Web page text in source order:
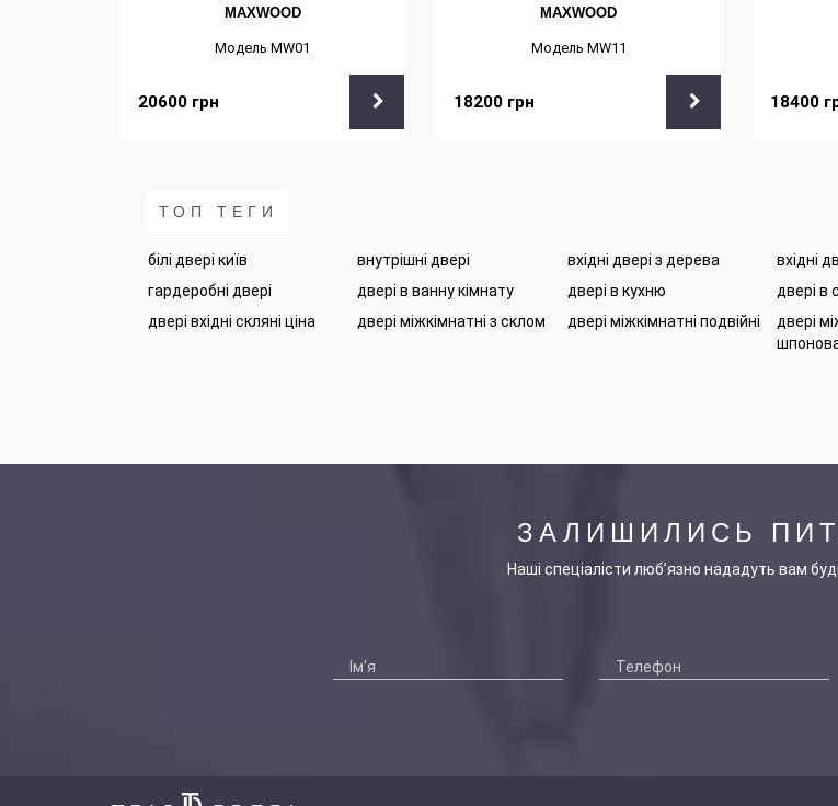
MAXWOOD
Модель MW01
20600 грн
MAXWOOD
Модель MW11
18200 грн 18400
ТОП ТЕГИ
білі двері київ внутрішні двері вхідні двері з дерева вхідні
гардеробні двері
двері в ванну кімнату двері в кухню двері в
двері вхідні скляні ціна
двері міжкімнатні з склом двері міжкімнатні подвійні
двері
ЗАЛИШИЛИСЬ
Наші спеціалісти люб’язно нададуть вам